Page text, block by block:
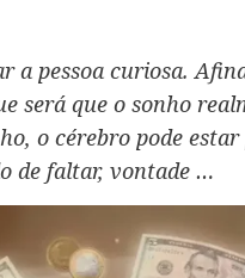
a pessoa curiosa.
será que o sonho
o cérebro pode
de faltar, vontade …